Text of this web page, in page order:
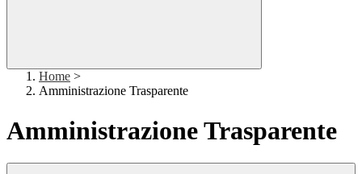
Home >
Amministrazione Trasparente
Amministrazione Trasparente